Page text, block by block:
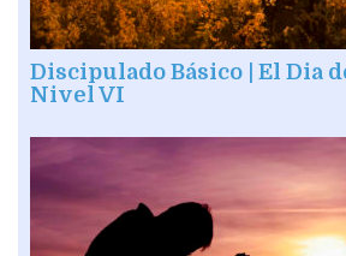
Discipulado Básico | El Dia
Nivel VI